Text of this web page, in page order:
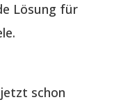
Lösung für
schon